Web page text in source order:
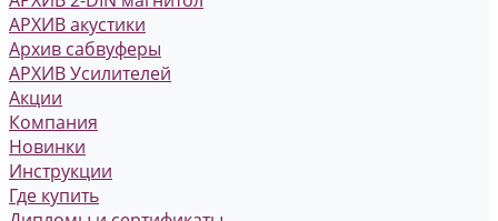
АРХИВ акустики
Архив сабвуферы
АРХИВ Усилителей
Акции
Компания
Новинки
Инструкции
Где купить